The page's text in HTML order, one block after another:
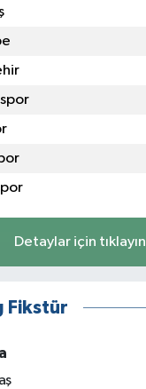
Detaylar için tıklayın
Fikstür